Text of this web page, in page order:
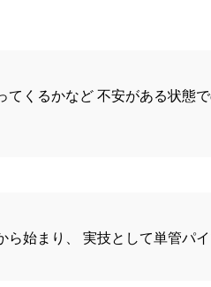
くるかなど 不安がある状態
始まり、 実技として単管パ